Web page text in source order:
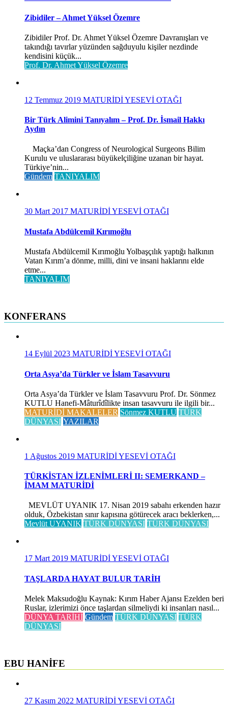
Zibidiler – Ahmet Yüksel Özemre
Zibidiler Prof. Dr. Ahmet Yüksel Özemre Davranışları ve
takındığı tavırlar yüzünden sağduyulu kişiler nezdinde
kendisini küçük...
Prof. Dr. Ahmet Yüksel Özemre
12 Temmuz 2019 MATURİDİ YESEVİ OTAĞI
Bir Türk Alimini Tanıyalım – Prof. Dr. İsmail Hakkı
Aydın
Maçka’dan Congress of Neurological Surgeons Bilim
Kurulu ve uluslararası büyükelçiliğine uzanan bir hayat.
Türkiye’nin...
Gündem TANIYALIM
30 Mart 2017 MATURİDİ YESEVİ OTAĞI
Mustafa Abdülcemil Kırımoğlu
Mustafa Abdülcemil Kırımoğlu Yolbaşçılık yaptığı halkının
Vatan Kırım’a dönme, milli, dini ve insani haklarını elde
etme...
TANIYALIM
KONFERANS
14 Eylül 2023 MATURİDİ YESEVİ OTAĞI
Orta Asya’da Türkler ve İslam Tasavvuru
Orta Asya’da Türkler ve İslam Tasavvuru Prof. Dr. Sönmez
KUTLU Hanefi-Mâturîdîlikte insan tasavvuru ile ilgili bir...
MATURİDİ MAKALELER Sönmez KUTLU TÜRK
DÜNYASI YAZILAR
1 Ağustos 2019 MATURİDİ YESEVİ OTAĞI
TÜRKİSTAN İZLENİMLERİ II: SEMERKAND –
İMAM MATURİDİ
MEVLÜT UYANIK 17. Nisan 2019 sabahı erkenden hazır
olduk, Özbekistan sınır kapısına götürecek aracı beklerken,...
Mevlüt UYANIK TÜRK DÜNYASI TÜRK DÜNYASI
17 Mart 2019 MATURİDİ YESEVİ OTAĞI
TAŞLARDA HAYAT BULUR TARİH
Melek Maksudoğlu Kaynak: Kırım Haber Ajansı Ezelden beri
Ruslar, izlerimizi önce taşlardan silmeliydi ki insanları nasıl...
DÜNYA TARİHİ Gündem TÜRK DÜNYASI TÜRK
DÜNYASI
EBU HANİFE
27 Kasım 2022 MATURİDİ YESEVİ OTAĞI